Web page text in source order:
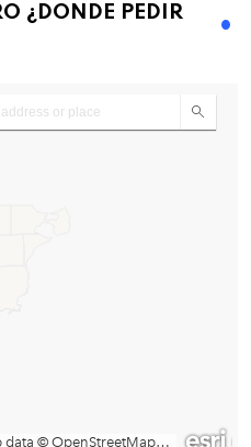
¿DONDE PEDIR